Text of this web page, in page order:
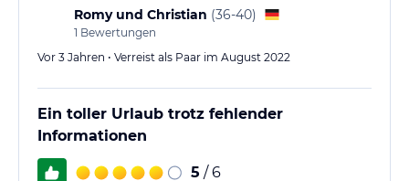
Gastronomie ist als Imbiss, Eiscafe, Restaurant und
Bier-Grillgarten am Ort vorhanden.
Es…
Romy und Christian (36-40)
1 Bewertungen
Vor 3 Jahren • Verreist als Paar im August 2022
Ein toller Urlaub trotz fehlender
Informationen
5 / 6